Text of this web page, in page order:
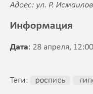
Адоес: ул. Р.
Информация
Дата: 28 апреля, 12:00
Теги: роспись